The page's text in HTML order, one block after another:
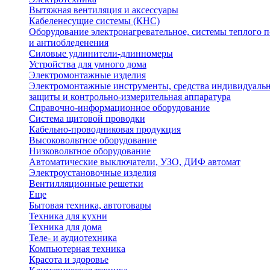
Вытяжная вентиляция и аксессуары
Кабеленесущие системы (КНС)
Оборудование электронагревательное, системы теплого
и антиобледенения
Силовые удлинители-длинномеры
Устройства для умного дома
Электромонтажные изделия
Электромонтажные инструменты, средства
защиты и контрольно-измерительная аппаратура
Справочно-информационное оборудование
Система щитовой проводки
Кабельно-проводниковая продукция
Высоковольтное оборудование
Низковольтное оборудование
Автоматические выключатели, УЗО, ДИФ автомат
Электроустановочные изделия
Вентилляционные решетки
Еще
Бытовая техника, автотовары
Техника для кухни
Техника для дома
Теле- и аудиотехника
Компьютерная техника
Красота и здоровье